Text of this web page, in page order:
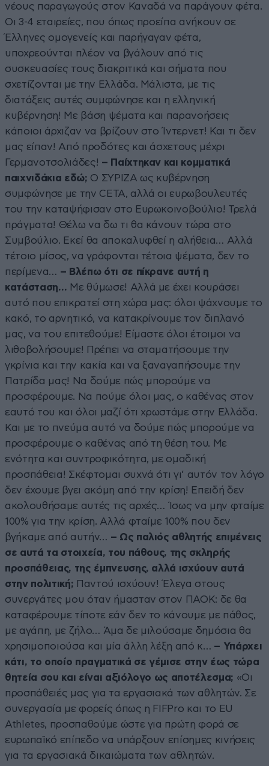
νέους παραγωγούς στον Καναδά να παράγουν φέτα.
Οι 3-4 εταιρείες, που όπως προείπα ανήκουν σε
Έλληνες ομογενείς και παρήγαγαν φέτα,
υποχρεούνται πλέον να βγάλουν από τις
συσκευασίες τους διακριτικά και σήματα που
σχετίζονται με την Ελλάδα. Μάλιστα, με τις
διατάξεις αυτές συμφώνησε και η ελληνική
κυβέρνηση! Με βάση ψέματα και παρανοήσεις
κάποιοι άρχιζαν να βρίζουν στο Ίντερνετ! Και τι δεν
μας είπαν! Από προδότες και άσχετους μέχρι
Γερμανοτσολιάδες! – Παίχτηκαν και κομματικά
παιχνιδάκια εδώ; Ο ΣΥΡΙΖΑ ως κυβέρνηση
συμφώνησε με την CETA, αλλά οι ευρωβουλευτές
του την καταψήφισαν στο Ευρωκοινοβούλιο! Τρελά
πράγματα! Θέλω να δω τι θα κάνουν τώρα στο
Συμβούλιο. Εκεί θα αποκαλυφθεί η αλήθεια… Αλλά
τέτοιο μίσος, να γράφονται τέτοια ψέματα, δεν το
περίμενα… – Βλέπω ότι σε πίκρανε αυτή η
κατάσταση… Με θύμωσε! Αλλά με έχει κουράσει
αυτό που επικρατεί στη χώρα μας: όλοι ψάχνουμε το
κακό, το αρνητικό, να κατακρίνουμε τον διπλανό
μας, να του επιτεθούμε! Είμαστε όλοι έτοιμοι να
λιθοβολήσουμε! Πρέπει να σταματήσουμε την
γκρίνια και την κακία και να ξαναγαπήσουμε την
Πατρίδα μας! Να δούμε πώς μπορούμε να
προσφέρουμε. Να πούμε όλοι μας, ο καθένας στον
εαυτό του και όλοι μαζί ότι χρωστάμε στην Ελλάδα.
Και με το πνεύμα αυτό να δούμε πώς μπορούμε να
προσφέρουμε ο καθένας από τη θέση του. Με
ενότητα και συντροφικότητα, με ομαδική
προσπάθεια! Σκέφτομαι συχνά ότι γι’ αυτόν τον λόγο
δεν έχουμε βγει ακόμη από την κρίση! Επειδή δεν
ακολουθήσαμε αυτές τις αρχές… Ίσως να μην φταίμε
100% για την κρίση. Αλλά φταίμε 100% που δεν
βγήκαμε από αυτήν… – Ως παλιός αθλητής επιμένεις
σε αυτά τα στοιχεία, του πάθους, της σκληρής
προσπάθειας, της έμπνευσης, αλλά ισχύουν αυτά
στην πολιτική; Παντού ισχύουν! Έλεγα στους
συνεργάτες μου όταν ήμασταν στον ΠΑΟΚ: δε θα
καταφέρουμε τίποτε εάν δεν το κάνουμε με πάθος,
με αγάπη, με ζήλο… Άμα δε μιλούσαμε δημόσια θα
χρησιμοποιούσα και μία άλλη λέξη από κ… – Υπάρχει
κάτι, το οποίο πραγματικά σε γέμισε στην έως τώρα
θητεία σου και είναι αξιόλογο ως αποτέλεσμα; «Οι
προσπάθειές μας για τα εργασιακά των αθλητών. Σε
συνεργασία με φορείς όπως η FIFPro και το EU
Athletes, προσπαθούμε ώστε για πρώτη φορά σε
ευρωπαϊκό επίπεδο να υπάρξουν επίσημες κινήσεις
για τα εργασιακά δικαιώματα των αθλητών.